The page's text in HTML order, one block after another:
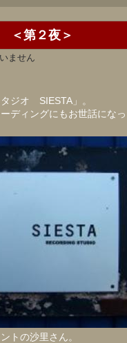
＜第２夜＞
ません
ジオ SIESTA」。
ディングにもお世話にな
トの沙里さん。